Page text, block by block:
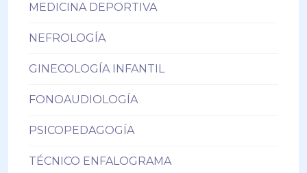
MEDICINA DEPORTIVA
NEFROLOGÍA
GINECOLOGÍA INFANTIL
FONOAUDIOLOGÍA
PSICOPEDAGOGÍA
TÉCNICO ENFALOGRAMA